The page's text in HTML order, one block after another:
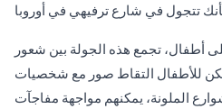
أطفال، تجمع هذه الجولة بين شعور
للأطفال التقاط صور مع شخصيات
الملونة، يمكنهم مواجهة مفاجآت